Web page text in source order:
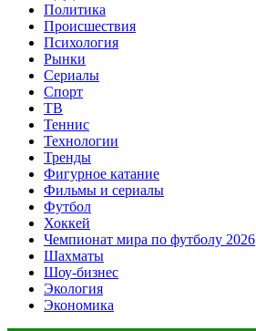
Политика
Происшествия
Психология
Рынки
Сериалы
Спорт
ТВ
Теннис
Технологии
Тренды
Фигурное катание
Фильмы и сериалы
Футбол
Хоккей
Чемпионат мира по футболу 2026
Шахматы
Шоу-бизнес
Экология
Экономика